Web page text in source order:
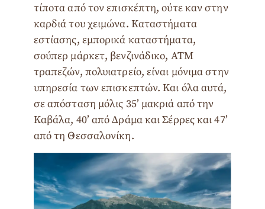
τίποτα από τον επισκέπτη, ούτε καν στην
καρδιά του χειμώνα. Καταστήματα
εστίασης, εμπορικά καταστήματα,
σούπερ μάρκετ, βενζινάδικο, ATM
τραπεζών, πολυιατρείο, είναι μόνιμα στην
υπηρεσία των επισκεπτών. Και όλα αυτά,
σε απόσταση μόλις 35’ μακριά από την
Καβάλα, 40’ από ∆ράμα και Σέρρες και 47’
από τη Θεσσαλονίκη.